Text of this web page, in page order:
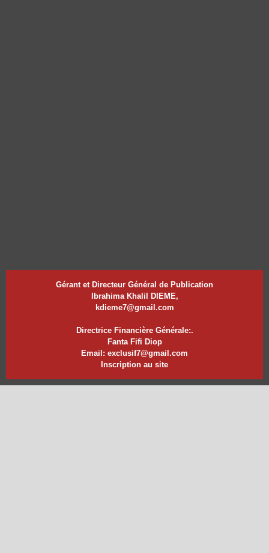
Gérant et Directeur Général de Publication
Ibrahima Khalil DIEME,
kdieme7@gmail.com
Directrice Financière Générale:.
Fanta Fifi Diop
Email: exclusif7@gmail.com
Inscription au site